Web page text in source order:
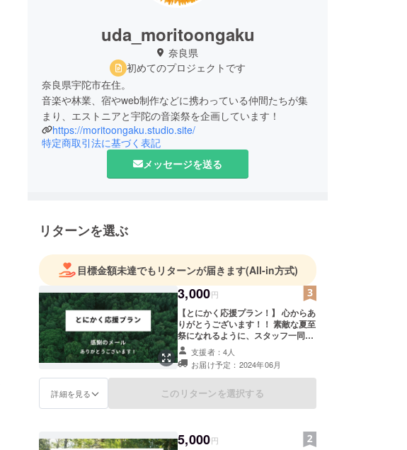
uda_moritoongaku
奈良県
初めてのプロジェクトです
奈良県宇陀市在住。
音楽や林業、宿やweb制作などに携わっている仲間たちが集
https://moritoongaku.studio.site/
特定商取引法に基づく表記
メッセージを送る
リターンを選ぶ
目標金額未達でもリターンが届きます(All-in方式)
3,000円
【とにかく応援プラン！】 心からあ
りがとうございます！！ 素敵な夏至
祭になれるように、スタッフ一同が
んばります！！ 【 リターン内容 】
・感謝のメール
支援者：4人
お届け予定：2024年06月
詳細を見る このリターンを選択する
5,000円